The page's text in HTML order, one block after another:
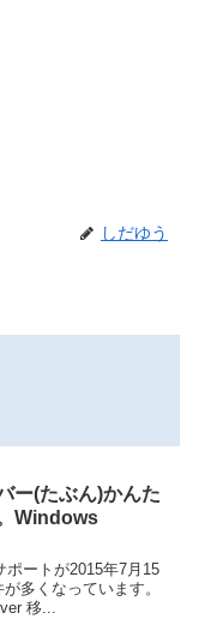
しだゆう
ー(たぶん)かんた
Windows
ポートが2015年7月15
多くなっています。
移...